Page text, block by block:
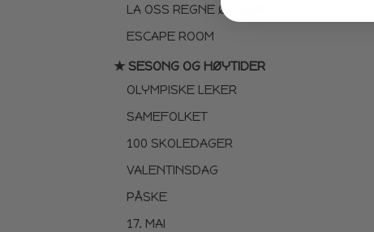
LA OSS REGNE ØVEBØKER
ESCAPE ROOM
★ SESONG OG HØYTIDER
OLYMPISKE LEKER
SAMEFOLKET
100 SKOLEDAGER
VALENTINSDAG
PÅSKE
17. MAI